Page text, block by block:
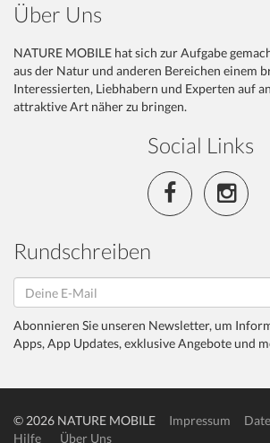
Über Uns
NATURE MOBILE hat sich zur Aufgabe
aus der Natur und anderen Bereichen einem
Interessierten, Liebhabern und Experten auf
attraktive Art näher zu bringen.
Social Links
Rundschreiben
Abonnieren Sie unseren Newsletter, um
Apps, App Updates, exklusive Angebote und
© 2026 NATURE MOBILE Impressum
Hilfe
Über Uns